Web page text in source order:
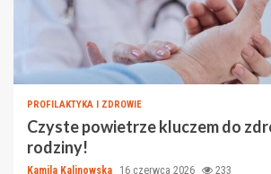
PROFILAKTYKA I ZDROWIE
Czyste powietrze kluczem do
rodziny!
Kamila Kalinowska 16 czerwca 2026 233